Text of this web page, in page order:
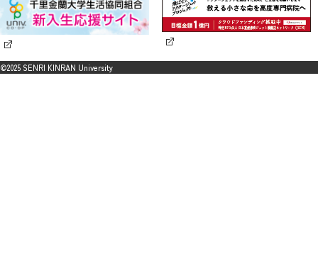
©2025 SENRI KINRAN University